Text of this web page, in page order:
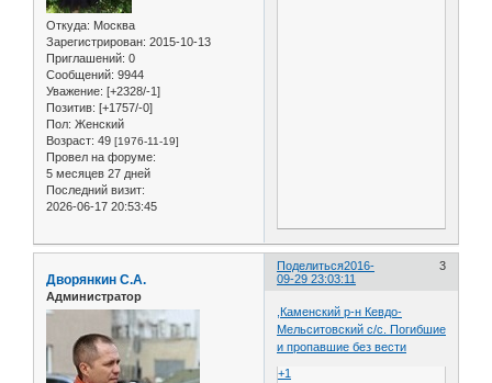
Откуда: Москва
Зарегистрирован: 2015-10-13
Приглашений: 0
Сообщений: 9944
Уважение: [+2328/-1]
Позитив: [+1757/-0]
Пол: Женский
Возраст: 49 [1976-11-19]
Провел на форуме:
5 месяцев 27 дней
Последний визит:
2026-06-17 20:53:45
Поделиться 3
2016-
09-29 23:03:11
Дворянкин С.А.
Администратор
,Каменский р-н Кевдо-
Мельситовский с/с. Погибшие
и пропавшие без вести
+1